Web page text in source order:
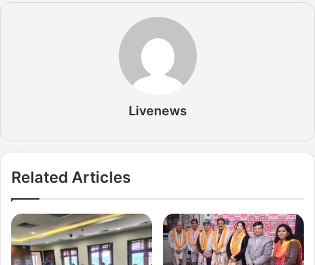
Livenews
Related Articles